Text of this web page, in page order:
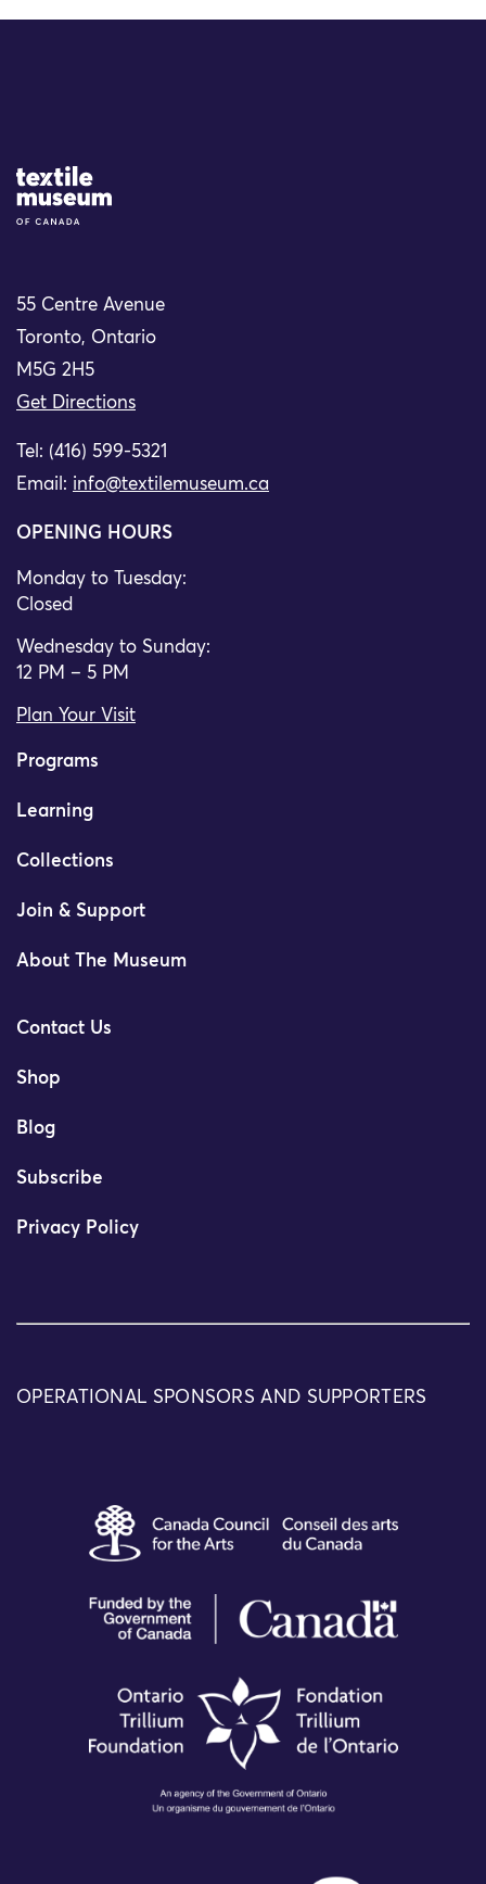
Site Logo
55 Centre Avenue
Toronto, Ontario
M5G 2H5
Get Directions
Tel: (416) 599-5321
Email: info@textilemuseum.ca
OPENING HOURS
Monday to Tuesday:
Closed
Wednesday to Sunday:
12 PM – 5 PM
Plan Your Visit
Programs
Learning
Collections
Join & Support
About The Museum
Contact Us
Shop
Blog
Subscribe
Privacy Policy
OPERATIONAL SPONSORS AND SUPPORTERS